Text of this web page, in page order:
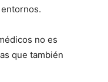
no es
que también